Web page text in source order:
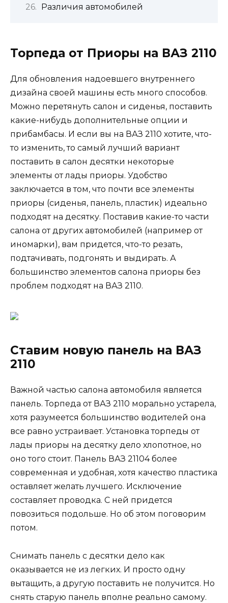
Различия автомобилей
Торпеда от Приоры на ВАЗ 2110
Для обновления надоевшего внутреннего
дизайна своей машины есть много способов.
Можно перетянуть салон и сиденья, поставить
какие-нибудь дополнительные опции и
прибамбасы. И если вы на ВАЗ 2110 хотите, что-
то изменить, то самый лучший вариант
поставить в салон десятки некоторые
элементы от лады приоры. Удобство
заключается в том, что почти все элементы
приоры (сиденья, панель, пластик) идеально
подходят на десятку. Поставив какие-то части
салона от других автомобилей (например от
иномарки), вам придется, что-то резать,
подтачивать, подгонять и выдирать. А
большинство элементов салона приоры без
проблем подходят на ВАЗ 2110.
Ставим новую панель на ВАЗ
2110
Важной частью салона автомобиля является
панель. Торпеда от ВАЗ 2110 морально устарела,
хотя разумеется большинство водителей она
все равно устраивает. Установка торпеды от
лады приоры на десятку дело хлопотное, но
оно того стоит. Панель ВАЗ 21104 более
современная и удобная, хотя качество пластика
оставляет желать лучшего. Исключение
составляет проводка. С ней придется
повозиться подольше. Но об этом поговорим
потом.
Снимать панель с десятки дело как
оказывается не из легких. И просто одну
вытащить, а другую поставить не получится. Но
снять старую панель вполне реально самому.